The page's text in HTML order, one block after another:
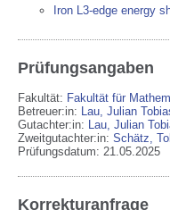
Iron L3-edge energy
Prüfungsangaben
Fakultät: Fakultät für
Betreuer:in: Lau, Julian
Gutachter:in: Lau, Julian
Zweitgutachter:in: Schätz,
Prüfungsdatum: 21.05.2025
Korrekturanfrage